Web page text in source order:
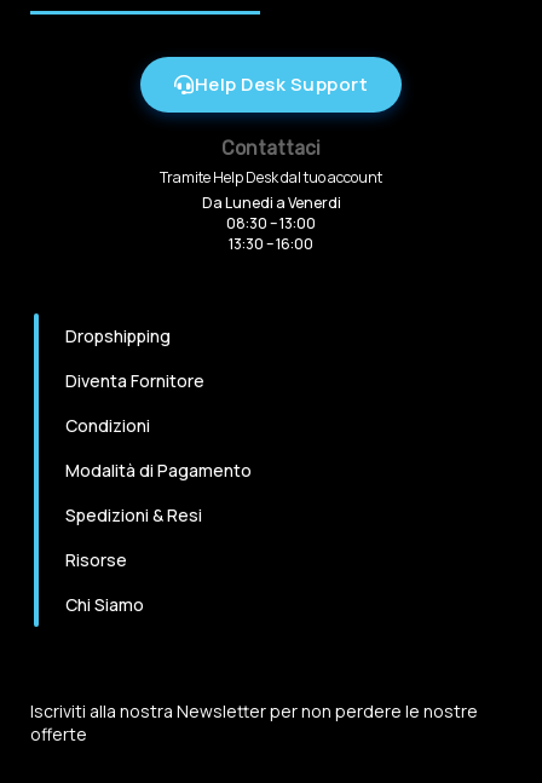
Help Desk Support
Contattaci
Tramite Help Desk dal tuo account
Da Lunedi a Venerdi
08:30 – 13:00
13:30 – 16:00
Dropshipping
Diventa Fornitore
Condizioni
Modalità di Pagamento
Spedizioni & Resi
Risorse
Chi Siamo
Iscriviti alla nostra Newsletter per non perdere le nostre
offerte